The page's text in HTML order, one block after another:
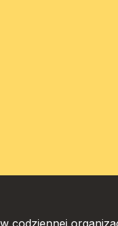
codziennej